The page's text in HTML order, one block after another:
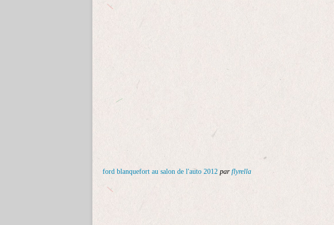
ford blanquefort au salon de l'auto 2012 par flyrella